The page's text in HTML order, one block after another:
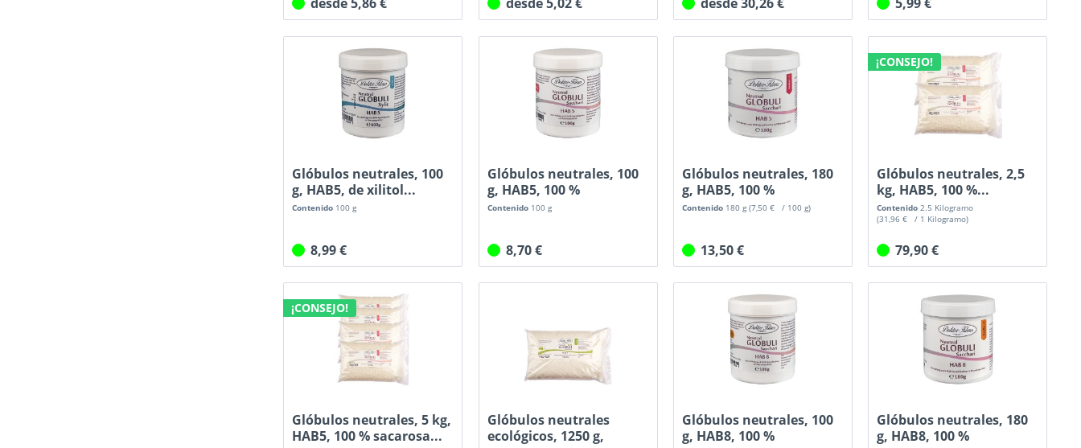
desde 5,86 € desde 5,02 € desde 30,26 € 5,99 €
Glóbulos neutrales, 100
g, HAB5, de xilitol...
Contenido 100 g
8,99 €
Glóbulos neutrales, 100
g, HAB5, 100 %
sacarosa...
Contenido 100 g
8,70 €
Glóbulos neutrales, 180
g, HAB5, 100 %
sacarosa...
Contenido 180 g (7,50 € / 100 g)
13,50 €
¡CONSEJO!
Glóbulos neutrales, 2,5
kg, HAB5, 100 %...
Contenido2.5 Kilogramo
(31,96 € / 1 Kilogramo)
79,90 €
¡CONSEJO!
Glóbulos neutrales, 5 kg,
HAB5, 100 % sacarosa...
Glóbulos neutrales
ecológicos, 1250 g,
Glóbulos neutrales, 100
g, HAB8, 100 %
Glóbulos neutrales, 180
g, HAB8, 100 %